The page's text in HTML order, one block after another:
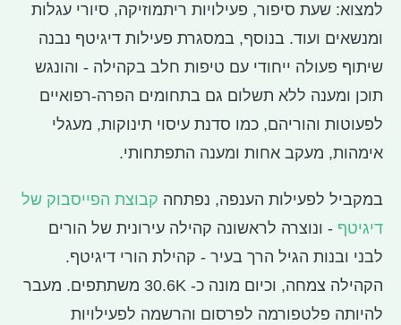
למצוא: שעת סיפור, פעילויות ריתמוזיקה, סיורי עגלות
ומנשאים ועוד. בנוסף, במסגרת פעילות דיגיטף נבנה
שיתוף פעולה ייחודי עם טיפות חלב בקהילה - והונגש
תוכן ומענה ללא תשלום גם בתחומים הפרה-רפואיים
לפעוטות והוריהם, כמו סדנת עיסוי תינוקות, מעגלי
אימהות, מעקב אחות ומענה התפתחותי.
במקביל לפעילות הענפה, נפתחה קבוצת הפייסבוק של
דיגיטף - ונוצרה לראשונה קהילה עירונית של הורים
לבני ובנות הגיל הרך בעיר - קהילת הורי דיגיטף.
הקהילה צמחה, וכיום מונה כ- 30.6K משתתפים. מעבר
להיותה פלטפורמה לפרסום והרשמה לפעילויות